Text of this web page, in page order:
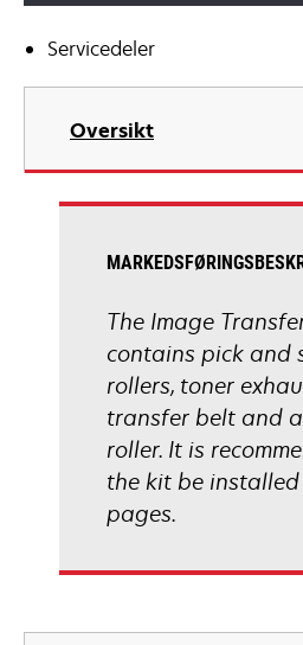
Servicedeler
Oversikt
The Image
contains pick and
rollers, toner
transfer belt and
roller. It is
the kit be
pages.